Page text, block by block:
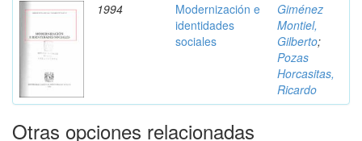
1994
Modernización e
identidades
sociales
Giménez
Montiel,
Gilberto;
Pozas
Horcasitas,
Ricardo
Otras opciones relacionadas